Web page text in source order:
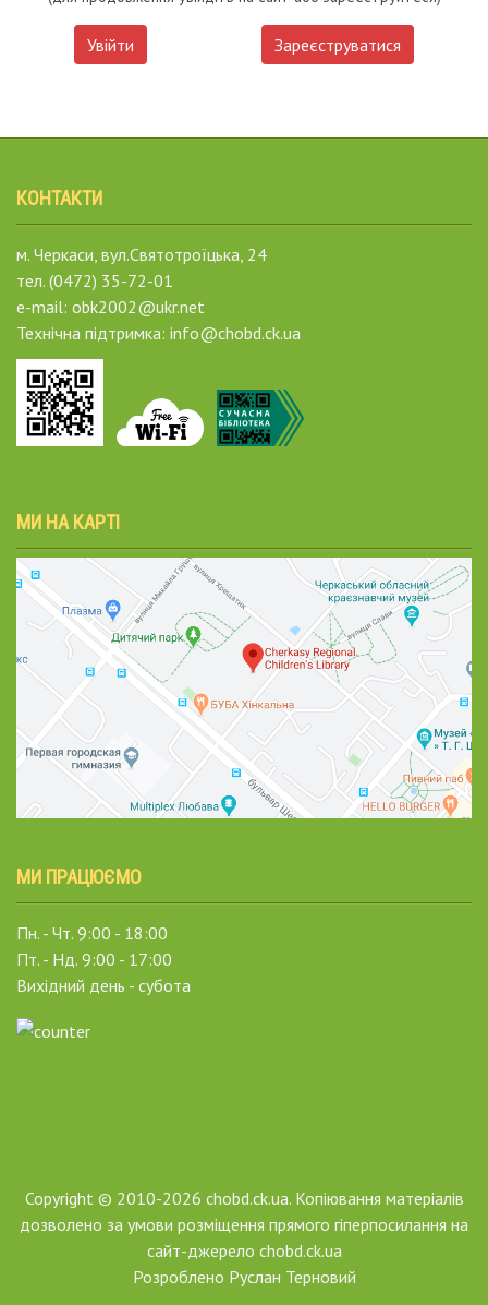
Увійти Зареєструватися
КОНТАКТИ
м. Черкаси, вул.Святотроїцька, 24
тел. (0472) 35-72-01
e-mail: obk2002@ukr.net
Технічна підтримка: info@chobd.ck.ua
МИ НА КАРТІ
МИ ПРАЦЮЄМО
Пн. - Чт. 9:00 - 18:00
Пт. - Нд. 9:00 - 17:00
Вихідний день - субота
Copyright © 2010-2026 chobd.ck.ua. Копіювання матеріалів
дозволено за умови розміщення прямого гіперпосилання на
сайт-джерело chobd.ck.ua
Розроблено Руслан Терновий